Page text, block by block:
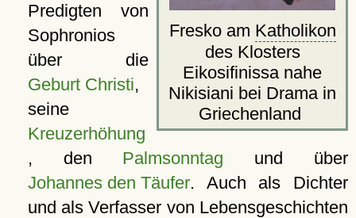
Fresko am Katholikon
des Klosters
Eikosifinissa nahe
Nikisiani bei Drama in
Griechenland
Predigten von
Sophronios
über die
Geburt Christi,
seine
Kreuzerhöhung
, den Palmsonntag und über
Johannes den Täufer. Auch als Dichter
und als Verfasser von Lebensgeschichten